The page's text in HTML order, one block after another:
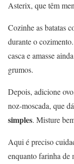
Asterix, que têm
Cozinhe as batatas
durante o
casca e amasse
grumos.
Depois, adicione
noz-moscada, que
simples. Misture
Aqui é preciso
enquanto farinha de